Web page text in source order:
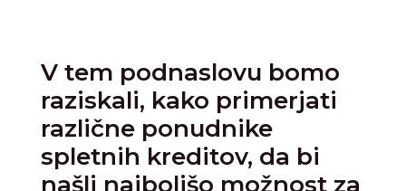
V tem podnaslovu bomo
raziskali, kako primerjati
različne ponudnike
spletnih kreditov, da bi
našli najboljšo možnost za